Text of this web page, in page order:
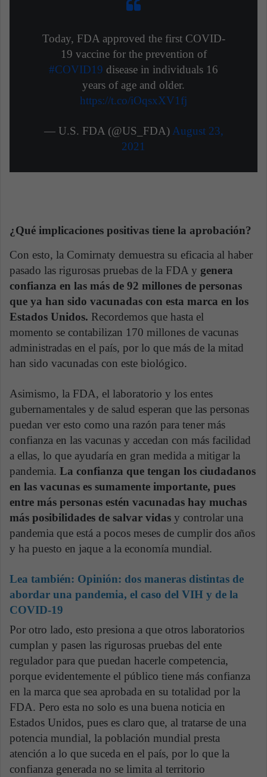
Today, FDA approved the first COVID-
19 vaccine for the prevention of
#COVID19 disease in individuals 16
years of age and older.
https://t.co/iOqsxXV1fj
— U.S. FDA (@US_FDA) August 23,
2021
¿Qué implicaciones positivas tiene la aprobación?
Con esto, la Comirnaty demuestra su eficacia al haber
pasado las rigurosas pruebas de la FDA y genera
confianza en las más de 92 millones de personas
que ya han sido vacunadas con esta marca en los
Estados Unidos. Recordemos que hasta el
momento se contabilizan 170 millones de vacunas
administradas en el país, por lo que más de la mitad
han sido vacunadas con este biológico.
Asimismo, la FDA, el laboratorio y los entes
gubernamentales y de salud esperan que las personas
puedan ver esto como una razón para tener más
confianza en las vacunas y accedan con más facilidad
a ellas, lo que ayudaría en gran medida a mitigar la
pandemia. La confianza que tengan los ciudadanos
en las vacunas es sumamente importante, pues
entre más personas estén vacunadas hay muchas
más posibilidades de salvar vidas y controlar una
pandemia que está a pocos meses de cumplir dos años
y ha puesto en jaque a la economía mundial.
Lea también: Opinión: dos maneras distintas de
abordar una pandemia, el caso del VIH y de la
COVID-19
Por otro lado, esto presiona a que otros laboratorios
cumplan y pasen las rigurosas pruebas del ente
regulador para que puedan hacerle competencia,
porque evidentemente el público tiene más confianza
en la marca que sea aprobada en su totalidad por la
FDA. Pero esta no solo es una buena noticia en
Estados Unidos, pues es claro que, al tratarse de una
potencia mundial, la población mundial presta
atención a lo que suceda en el país, por lo que la
confianza generada no se limita al territorio